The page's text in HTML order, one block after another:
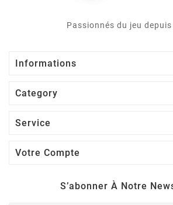
Passionnés du jeu
Informations
Category
Service
Votre Compte
S’abonner À Notre